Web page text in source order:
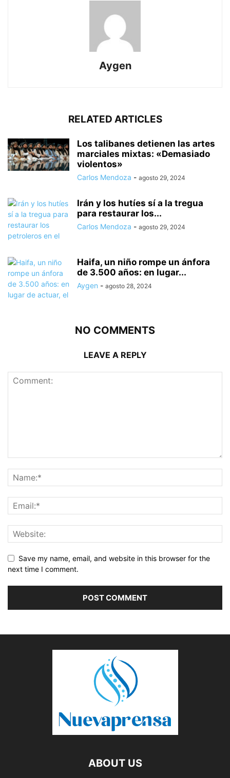
Aygen
RELATED ARTICLES
Los talibanes detienen las artes
marciales mixtas: «Demasiado
violentos»
Carlos Mendoza - agosto 29, 2024
Irán y los hutíes sí a la tregua
para restaurar los...
Carlos Mendoza - agosto 29, 2024
Haifa, un niño rompe un ánfora
de 3.500 años: en lugar...
Aygen - agosto 28, 2024
NO COMMENTS
LEAVE A REPLY
Save my name, email, and website in this browser for the
next time I comment.
ABOUT US